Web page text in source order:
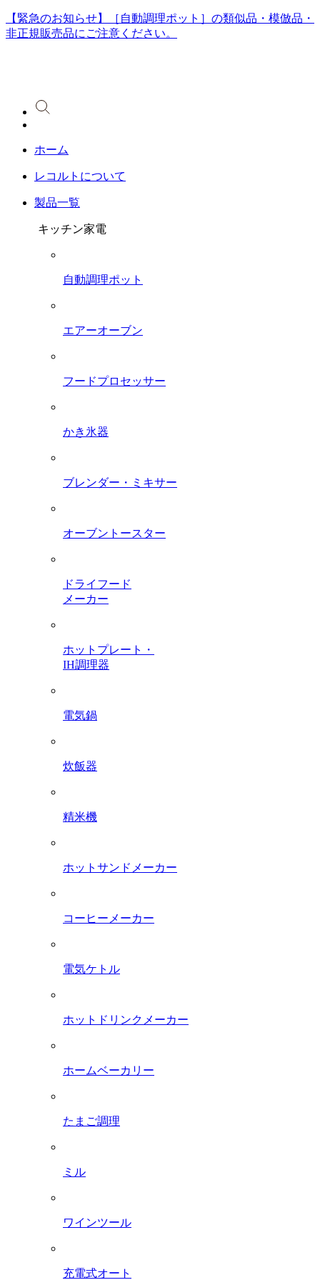
【緊急のお知らせ】［自動調理ポット］の類似品・模倣品・
非正規販売品にご注意ください。
ホーム
レコルトについて
製品一覧
キッチン家電
自動調理ポット
エアーオーブン
フードプロセッサー
かき氷器
ブレンダー・ミキサー
オーブントースター
ドライフード
メーカー
ホットプレート・
IH調理器
電気鍋
炊飯器
精米機
ホットサンドメーカー
コーヒーメーカー
電気ケトル
ホットドリンクメーカー
ホームベーカリー
たまご調理
ミル
ワインツール
充電式オート